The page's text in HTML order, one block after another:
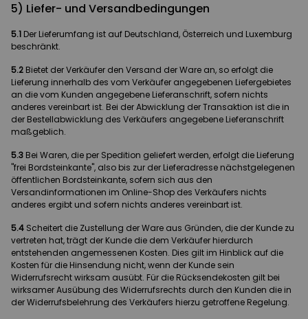
5) Liefer- und Versandbedingungen
5.1 Der Lieferumfang ist auf Deutschland, Österreich und Luxemburg
beschränkt.
5.2 Bietet der Verkäufer den Versand der Ware an, so erfolgt die
Lieferung innerhalb des vom Verkäufer angegebenen Liefergebietes
an die vom Kunden angegebene Lieferanschrift, sofern nichts
anderes vereinbart ist. Bei der Abwicklung der Transaktion ist die in
der Bestellabwicklung des Verkäufers angegebene Lieferanschrift
maßgeblich.
5.3 Bei Waren, die per Spedition geliefert werden, erfolgt die Lieferung
"frei Bordsteinkante", also bis zur der Lieferadresse nächstgelegenen
öffentlichen Bordsteinkante, sofern sich aus den
Versandinformationen im Online-Shop des Verkäufers nichts
anderes ergibt und sofern nichts anderes vereinbart ist.
5.4 Scheitert die Zustellung der Ware aus Gründen, die der Kunde zu
vertreten hat, trägt der Kunde die dem Verkäufer hierdurch
entstehenden angemessenen Kosten. Dies gilt im Hinblick auf die
Kosten für die Hinsendung nicht, wenn der Kunde sein
Widerrufsrecht wirksam ausübt. Für die Rücksendekosten gilt bei
wirksamer Ausübung des Widerrufsrechts durch den Kunden die in
der Widerrufsbelehrung des Verkäufers hierzu getroffene Regelung.